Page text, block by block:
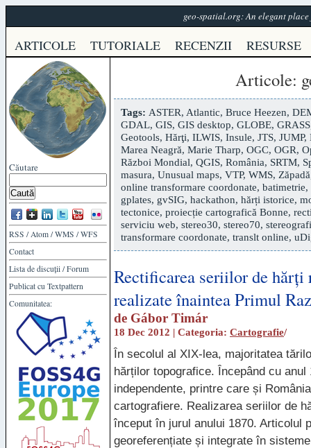
geo-spatial.org: An elegant
ARTICOLE TUTORIALE RECENZII RESURSE
Căutare
RSS /Atom /WMS /WFS
Contact
Lista de discuții /Forum
Publicat cu Textpattern
Comunitatea:
Articole:
Tags: ASTER, Atlantic, Bruce Heezen,
GDAL, GIS, GIS desktop, GLOBE, GRASS
Geotools, Hărţi, ILWIS, Insule, JTS, JUMP,
Marea Neagră, Marie Tharp, OGC, OGR,
Război Mondial, QGIS, România, SRTM,
masura, Unusual maps, VTP, WMS, Zăpadă
online transformare coordonate, batimetrie,
gplates, gvSIG, hackathon, hărți istorice,
tectonice, proiecție cartografică Bonne,
serviciu web, stereo30, stereo70,
transformare coordonate, translt online,
Rectificarea seriilor de hărți
realizate înaintea Primul
de Gábor Timár
18 Dec 2012 | Categoria: Cartografie/
În secolul al XIX-lea, majoritatea
hărților topografice. Începând cu
independente, printre care și
cartografiere. Realizarea seriilor de
început în jurul anului 1870. Articolul
georeferențiate și integrate în